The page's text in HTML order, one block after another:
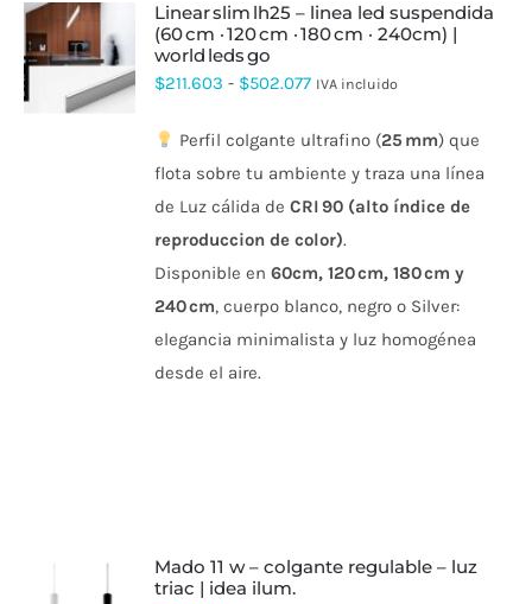
ESTE
PRODUCTO
TIENE
VARIANTES.
linear slim lh25 – linea led suspendida
(60 cm · 120 cm · 180 cm · 240cm) |
world leds go
$211.603 - $502.077Rango
precios:
desde
$211.603
hasta
$502.077
IVA incluido
Perfil colgante ultrafino (25 mm) que
flota sobre tu ambiente y traza una línea
de Luz cálida deCRI 90 (alto índice de
reproduccion de color).
Disponible en60cm,120 cm, 180 cm y
240 cm, cuerpo blanco, negro o Silver:
elegancia minimalista y luz homogénea
desde el aire.
mado 11 w – colgante regulable – luz
triac | idea ilum.